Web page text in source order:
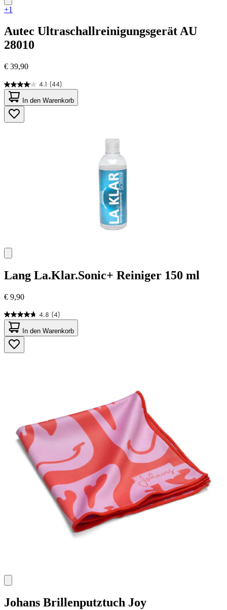
+1
Autec Ultraschallreinigungsgerät AU
28010
€ 39,90
4.1 (44)
4.1
von
5
Sternen.
44
In den Warenkorb
Lang La.Klar.Sonic+ Reiniger 150 ml
€ 9,90
4.8 (4)
4.8
von
5
Sternen.
4
In den Warenkorb
Johans Brillenputztuch Joy